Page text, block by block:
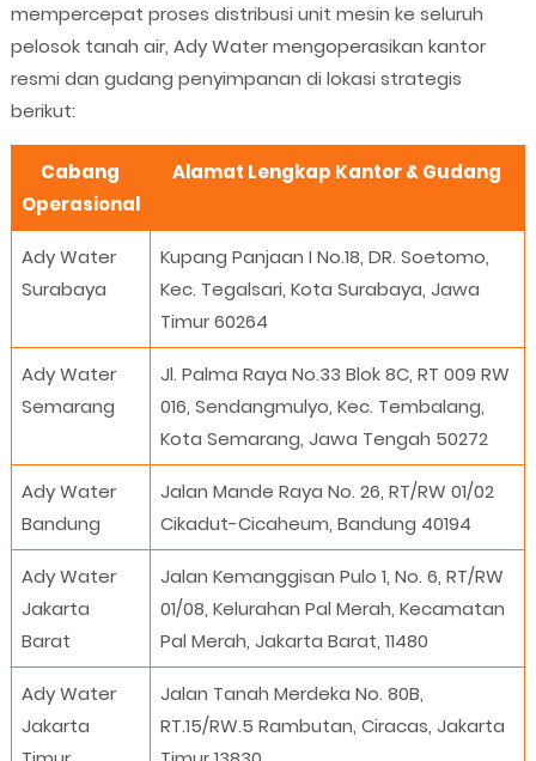
mempercepat proses distribusi unit mesin ke seluruh
pelosok tanah air, Ady Water mengoperasikan kantor
resmi dan gudang penyimpanan di lokasi strategis
berikut:
Cabang
Operasional
Alamat Lengkap Kantor & Gudang
Ady Water
Surabaya
Kupang Panjaan I No.18, DR. Soetomo,
Kec. Tegalsari, Kota Surabaya, Jawa
Timur 60264
Ady Water
Semarang
Jl. Palma Raya No.33 Blok 8C, RT 009 RW
016, Sendangmulyo, Kec. Tembalang,
Kota Semarang, Jawa Tengah 50272
Ady Water
Bandung
Jalan Mande Raya No. 26, RT/RW 01/02
Cikadut-Cicaheum, Bandung 40194
Ady Water
Jakarta
Barat
Jalan Kemanggisan Pulo 1, No. 6, RT/RW
01/08, Kelurahan Pal Merah, Kecamatan
Pal Merah, Jakarta Barat, 11480
Ady Water
Jakarta
Jalan Tanah Merdeka No. 80B,
RT.15/RW.5 Rambutan, Ciracas, Jakarta